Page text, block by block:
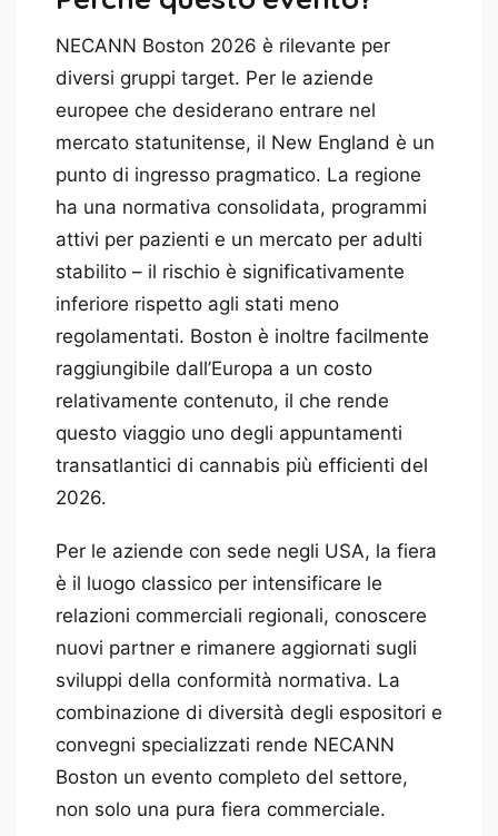
NECANN Boston 2026 è rilevante per
diversi gruppi target. Per le aziende
europee che desiderano entrare nel
mercato statunitense, il New England è un
punto di ingresso pragmatico. La regione
ha una normativa consolidata, programmi
attivi per pazienti e un mercato per adulti
stabilito – il rischio è significativamente
inferiore rispetto agli stati meno
regolamentati. Boston è inoltre facilmente
raggiungibile dall’Europa a un costo
relativamente contenuto, il che rende
questo viaggio uno degli appuntamenti
transatlantici di cannabis più efficienti del
2026.
Per le aziende con sede negli USA, la fiera
è il luogo classico per intensificare le
relazioni commerciali regionali, conoscere
nuovi partner e rimanere aggiornati sugli
sviluppi della conformità normativa. La
combinazione di diversità degli espositori e
convegni specializzati rende NECANN
Boston un evento completo del settore,
non solo una pura fiera commerciale.